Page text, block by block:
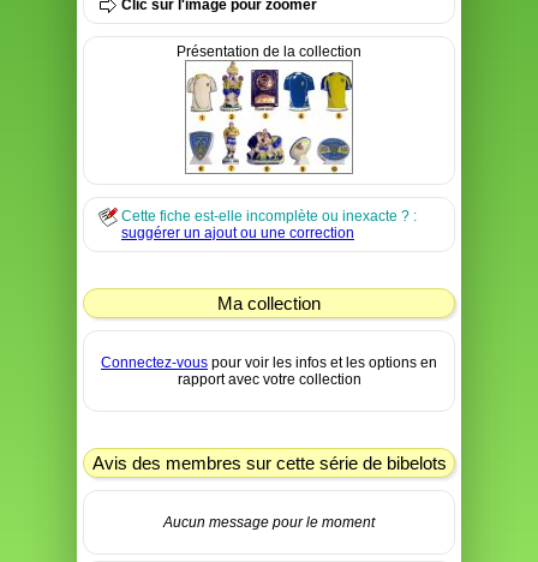
Clic sur l'image pour zoomer
Présentation de la collection
Cette fiche est-elle incomplète ou inexacte ? :
suggérer un ajout ou une correction
Ma collection
Connectez-vous pour voir les infos et les options en
rapport avec votre collection
Avis des membres sur cette série de bibelots
Aucun message pour le moment